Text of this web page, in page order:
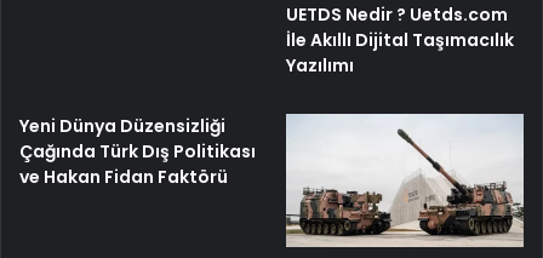
UETDS Nedir ? Uetds.com
İle Akıllı Dijital Taşımacılık
Yazılımı
Yeni Dünya Düzensizliği
Çağında Türk Dış Politikası
ve Hakan Fidan Faktörü